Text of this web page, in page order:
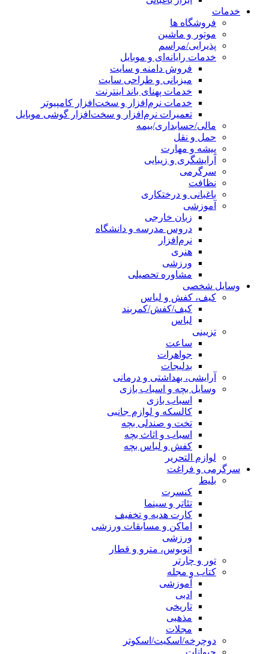
خدمات
فروشگاه ها
موتور و ماشین
پذیرایی/مراسم
خدمات رایانه‌ای و موبایل
فروش دامنه و سایت
میزبانی و طراحی سایت
خدمات پهنای باند اینترنت
خدمات نرم‌افزار و سخت‌افزار کامپیوتر
تعمیرات نرم‌افزار و سخت‌افزار گوشی موبایل
مالی/حسابداری/بیمه
حمل و نقل
پیشه و مهارت
آرایشگری و زیبایی
سرگرمی
نظافت
باغبانی و درختکاری
آموزشی
زبان خارجی
دروس مدرسه و دانشگاه
نرم‌افزار
هنری
ورزشی
مشاوره تحصیلی
وسایل شخصی
کیف، کفش و لباس
کیف/کفش/کمربند
لباس
تزیینی
ساعت
جواهرات
بدلیجات
آرایشی، بهداشتی و درمانی
وسایل بچه و اسباب بازی
اسباب بازی
کالسکه و لوازم جانبی
تخت و صندلی بچه
اسباب و اثاث بچه
کفش و لباس بچه
لوازم التحریر
سرگرمی و فراغت
بلیط
کنسرت
تئاتر و سینما
کارت هدیه و تخفیف
اماکن و مسابقات ورزشی
ورزشی
اتوبوس، مترو و قطار
تور و چارتر
کتاب و مجله
آموزشی
ادبی
تاریخی
مذهبی
مجلات
دوچرخه/اسکیت/اسکوتر